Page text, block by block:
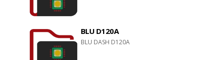
BLU D120A
BLU DASH D120A